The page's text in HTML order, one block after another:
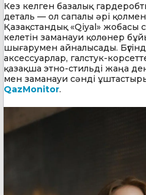
Кез келген базалық
деталь — ол сапалы әрі қолмен
Қазақстандық «Qiyal» жобасы
келетін заманауи қолөнер
шығарумен айналысады.
аксессуарлар, галстук-
қазақша этно-стильді жаңа
мен заманауи сәнді
QazMonitor.